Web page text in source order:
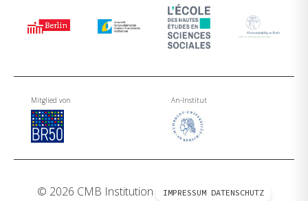
Mitglied von An-Institut
© 2026 CMB Institution IMPRESSUM DATENSCHUTZ